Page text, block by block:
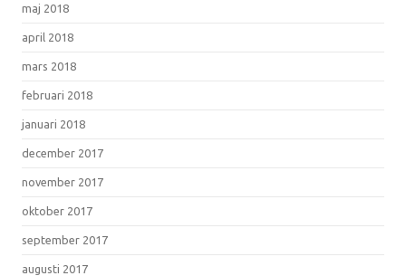
maj 2018
april 2018
mars 2018
februari 2018
januari 2018
december 2017
november 2017
oktober 2017
september 2017
augusti 2017